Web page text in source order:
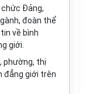
chức Đảng,
đoàn thể
về bình
giới.
phường, thị
đẳng giới trên